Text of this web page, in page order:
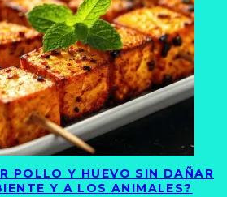
POLLO Y HUEVO SIN DAÑAR
Y A LOS ANIMALES?